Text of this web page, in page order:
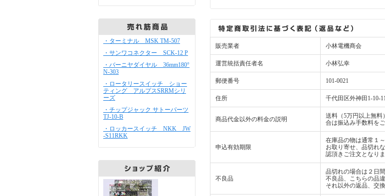
・ターミナル MSK TM-507
・サンワコネクター SCK-12 P
・バーニヤダイヤル 36mm180°
N-303
・ロータリースイッチ ショー
ティング アルプスSRRMシリ
ーズ
・チップジャック サトーパーツ
TJ-10-B
・ロッカースイッチ NKK JW
-S11RKK
販売業者 小林電機商会
運営統括責任者名 小林弘幸
郵便番号 101-0021
住所 千代田区外神田1-10-
商品代金以外の料金の説明
送料（5万円以上無料
合は振込み手数料を
申込有効期限
在庫品の物は通常１
お取り寄せ、品切れ
認頂きご注文となりま
不良品
品切れの場合は２日
不良品、こちらの品
それ以外の返品、交